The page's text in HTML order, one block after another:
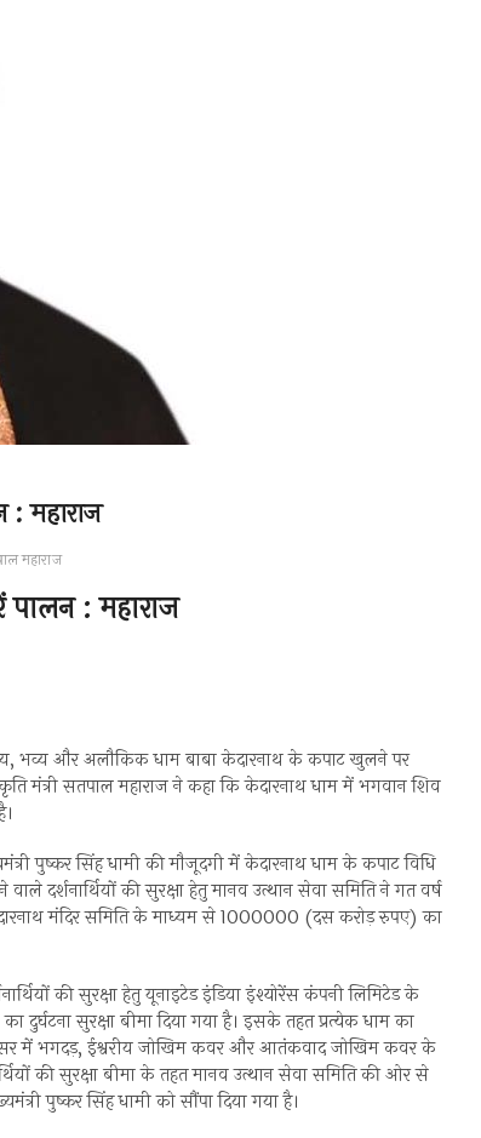
: महाराज
महाराज
पालन : महाराज
भव्य और अलौकिक धाम बाबा केदारनाथ के कपाट खुलने पर
मंत्री सतपाल महाराज ने कहा कि केदारनाथ धाम में भगवान शिव
पुष्कर सिंह धामी की मौजूदगी में केदारनाथ धाम के कपाट विधि
दर्शनार्थियों की सुरक्षा हेतु मानव उत्थान सेवा समिति ने गत वर्ष
केदारनाथ मंदिर समिति के माध्यम से 1000000 (दस करोड़ रुपए) का
की सुरक्षा हेतु यूनाइटेड इंडिया इंश्योरेंस कंपनी लिमिटेड के
दुर्घटना सुरक्षा बीमा दिया गया है। इसके तहत प्रत्येक धाम का
में भगदड़, ईश्वरीय जोखिम कवर और आतंकवाद जोखिम कवर के
की सुरक्षा बीमा के तहत मानव उत्थान सेवा समिति की ओर से
पुष्कर सिंह धामी को सौंपा दिया गया है।